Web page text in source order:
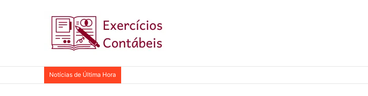
Notícias de Última Hora